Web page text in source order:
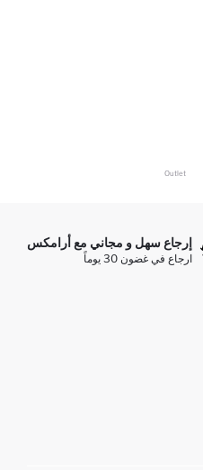
Outlet
إرجاع سهل و مجاني مع أرامكس
ارجاع في غضون 30 يوماً